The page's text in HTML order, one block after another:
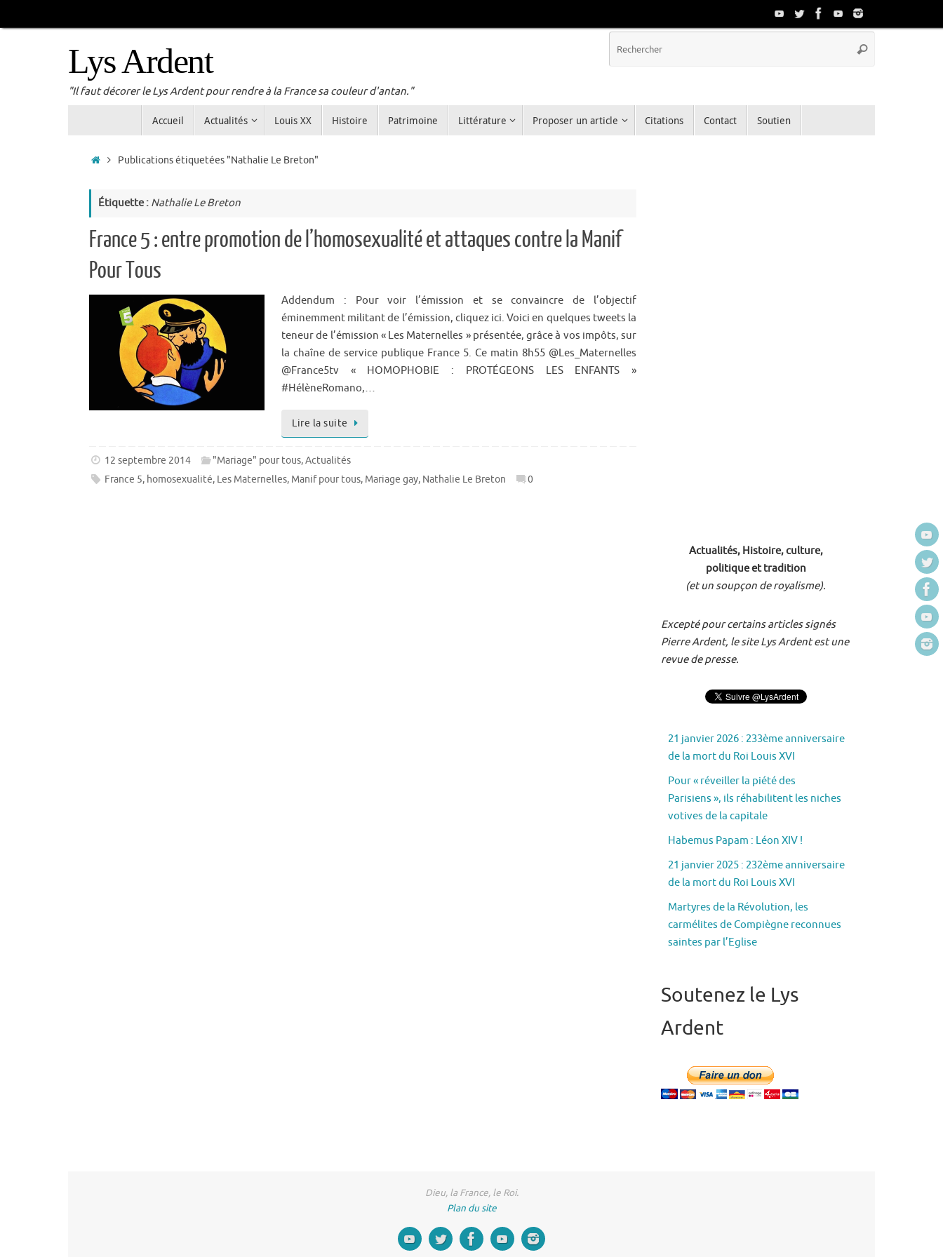
au
Lys Ardent
"Il faut décorer le Lys Ardent pour rendre à la France sa couleur d'antan."
Rechercher
Accueil Actualités Louis XX Histoire Patrimoine Littérature Proposer un article Citations Contact Soutien
Accueil
Publications étiquetées "Nathalie Le Breton"
Étiquette : Nathalie Le Breton
France 5 : entre promotion de l’homosexualité et attaques contre la Manif
Pour Tous
Addendum : Pour voir l’émission et se convaincre de l’objectif
éminemment militant de l’émission, cliquez ici. Voici en quelques tweets la
teneur de l’émission « Les Maternelles » présentée, grâce à vos impôts, sur
la chaîne de service publique France 5. Ce matin 8h55 @Les_Maternelles
@France5tv « HOMOPHOBIE : PROTÉGEONS LES ENFANTS »
#HélèneRomano,…
Lire la suite
12 septembre 2014 "Mariage" pour tous,Actualités
France 5, homosexualité, Les Maternelles, Manif pour tous, Mariage gay, Nathalie Le Breton 0
Actualités, Histoire, culture,
politique et tradition
(et un soupçon de royalisme).
Excepté pour certains articles signés
Pierre Ardent, le site Lys Ardent est une
revue de presse.
21 janvier 2026 : 233ème anniversaire
de la mort du Roi Louis XVI
Pour « réveiller la piété des
Parisiens », ils réhabilitent les niches
votives de la capitale
Habemus Papam : Léon XIV !
21 janvier 2025 : 232ème anniversaire
de la mort du Roi Louis XVI
Martyres de la Révolution, les
carmélites de Compiègne reconnues
saintes par l’Eglise
Soutenez le Lys
Ardent
Dieu, la France, le Roi.
Plan du site